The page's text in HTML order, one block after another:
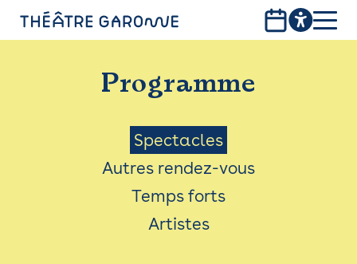
PROGRAMME
INFOS PRATIQUES
AVEC LES PUBLICS
ACCESSIBILITÉ
LES PRODUCTIONS
Programme
Menu
Saison
Spectacles
Autres rendez-vous
Temps forts
Artistes